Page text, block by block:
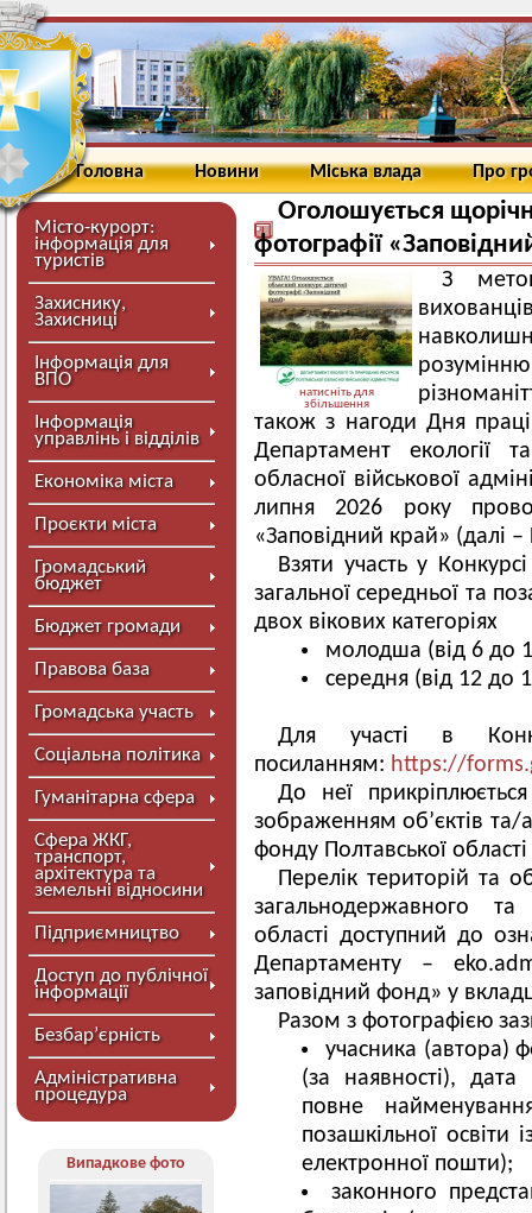
Головна Новини Міська влада Про
Місто-курорт:
інформація для
туристів
Захиснику,
Захисниці
Інформація для
ВПО
Інформація
управлінь і відділів
Економіка міста
Проєкти міста
Громадський
бюджет
Бюджет громади
Правова база
Громадська участь
Соціальна політика
Гуманітарна сфера
Сфера ЖКГ,
транспорт,
архітектура та
земельні відносини
Підприємництво
Доступ до публічної
інформації
Безбар’єрність
Адміністративна
процедура
Випадкове фото
Оголошується
фотографії
натисніть для
збільшення
З
також з нагоди Дня
Департамент екології
обласної військової
липня 2026 року
«Заповідний край» (далі –
Взяти участь у
загальної середньої та
двох вікових категоріях
молодша (від 6 до
середня (від 12 до
Для участі в
посиланням: https://
До неї
зображенням об’єктів та/
фонду Полтавської
Перелік територій та
загальнодержавного
області доступний до
Департаменту –
заповідний фонд» у
Разом з фотографією
учасника (автора)
(за наявності),
повне
позашкільної освіти
електронної пошти);
законного